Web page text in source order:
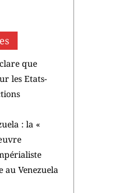
que
les Etats-
: la «
au Venezuela